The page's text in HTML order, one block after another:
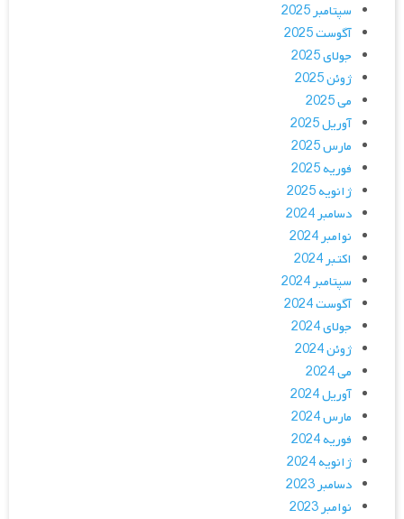
سپتامبر 2025
آگوست 2025
جولای 2025
ژوئن 2025
می 2025
آوریل 2025
مارس 2025
فوریه 2025
ژانویه 2025
دسامبر 2024
نوامبر 2024
اکتبر 2024
سپتامبر 2024
آگوست 2024
جولای 2024
ژوئن 2024
می 2024
آوریل 2024
مارس 2024
فوریه 2024
ژانویه 2024
دسامبر 2023
نوامبر 2023